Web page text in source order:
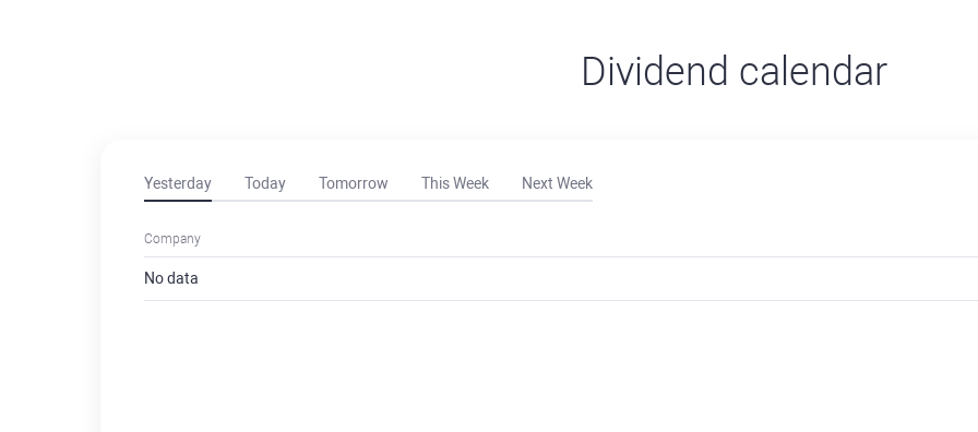
Dividend calendar
Yesterday Today Tomorrow This Week Next Week
Company
No data